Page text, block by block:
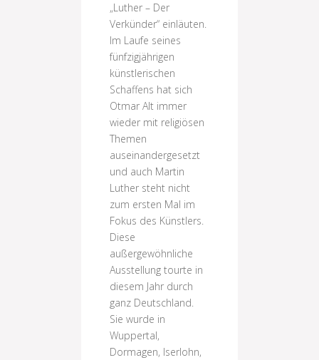
„Luther – Der
Verkünder“ einläuten.
Im Laufe seines
fünfzigjährigen
künstlerischen
Schaffens hat sich
Otmar Alt immer
wieder mit religiösen
Themen
auseinandergesetzt
und auch Martin
Luther steht nicht
zum ersten Mal im
Fokus des Künstlers.
Diese
außergewöhnliche
Ausstellung tourte in
diesem Jahr durch
ganz Deutschland.
Sie wurde in
Wuppertal,
Dormagen, Iserlohn,